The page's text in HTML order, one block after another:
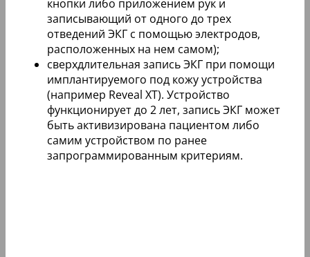
кнопки либо приложением рук и
записывающий от одного до трех
отведений ЭКГ с помощью электродов,
расположенных на нем самом);
сверхдлительная запись ЭКГ при помощи
имплантируемого под кожу устройства
(например Reveal XT). Устройство
функционирует до 2 лет, запись ЭКГ может
быть активизирована пациентом либо
самим устройством по ранее
запрограммированным критериям.